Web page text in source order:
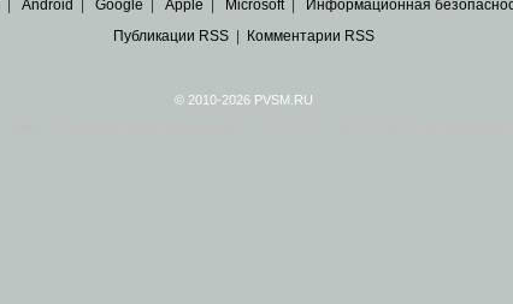
Android Google Apple Microsoft| Информационная
Публикации RSS| Комментарии RSS
© 2010-2026 PVSM.RU